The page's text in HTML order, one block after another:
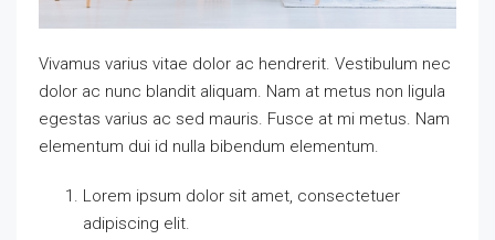
Vivamus varius vitae dolor ac hendrerit. Vestibulum nec
dolor ac nunc blandit aliquam. Nam at metus non ligula
egestas varius ac sed mauris. Fusce at mi metus. Nam
elementum dui id nulla bibendum elementum.
Lorem ipsum dolor sit amet, consectetuer
adipiscing elit.